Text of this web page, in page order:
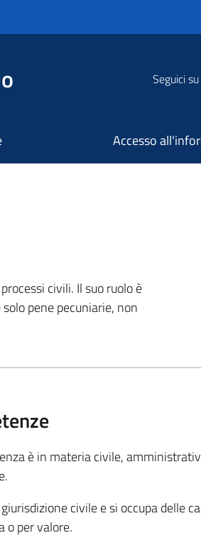
Seguici su
Accesso
civili. Il suo ruolo è
pene pecuniarie, non
è in materia civile,
civile e si occupa delle
o per valore.